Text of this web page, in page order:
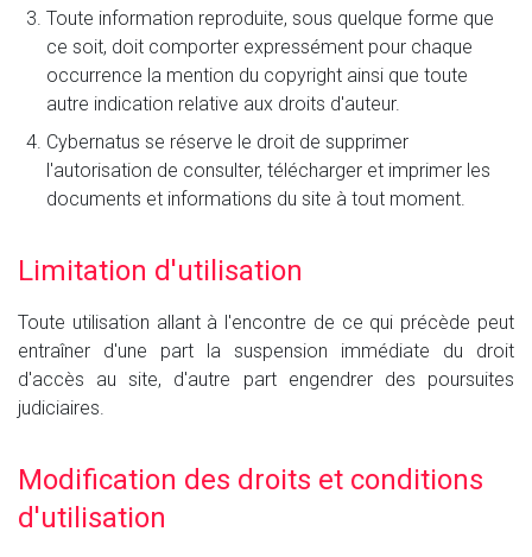
Toute information reproduite, sous quelque forme que
ce soit, doit comporter expressément pour chaque
occurrence la mention du copyright ainsi que toute
autre indication relative aux droits d'auteur.
Cybernatus se réserve le droit de supprimer
l'autorisation de consulter, télécharger et imprimer les
documents et informations du site à tout moment.
Limitation d'utilisation
Toute utilisation allant à l'encontre de ce qui précède peut
entraîner d'une part la suspension immédiate du droit
d'accès au site, d'autre part engendrer des poursuites
judiciaires.
Modification des droits et conditions
d'utilisation